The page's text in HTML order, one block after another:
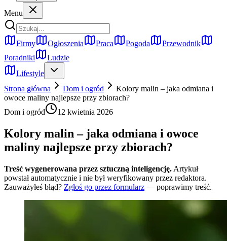
Menu
Firmy Ogłoszenia Praca Pogoda
Przewodnik
Poradniki
Ludzie
Lifestyle
Strona główna
Dom i ogród
Kolory malin – jaka odmiana i
owoce maliny najlepsze przy zbiorach?
Dom i ogród
12 kwietnia 2026
Kolory malin – jaka odmiana i owoce
maliny najlepsze przy zbiorach?
Treść wygenerowana przez sztuczną inteligencję. Artykuł
powstał automatycznie i nie był weryfikowany przez redaktora.
Zauważyłeś błąd? Zgłoś go przez formularz — poprawimy treść.